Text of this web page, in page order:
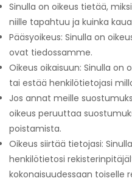
Sinulla on oikeus tietää,
niille tapahtuu ja kuinka
Pääsyoikeus: Sinulla on
ovat tiedossamme.
Oikeus oikaisuun: Sinulla on
tai estää henkilötietojasi
Jos annat meille
oikeus peruuttaa
poistamista.
Oikeus siirtää tietojasi:
henkilötietosi
kokonaisuudessaan toiselle